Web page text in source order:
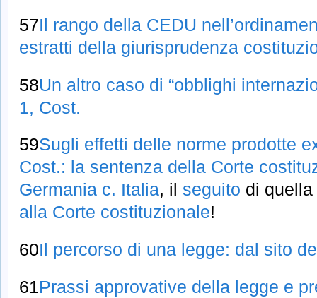
57Il rango della CEDU
estratti della giurisprudenza
58Un altro caso di “obblighi
1, Cost.
59Sugli effetti delle norme prodotte
Cost.: la sentenza della Corte
Germania c. Italia, il seguito di
alla Corte costituzionale!
60Il percorso di una legge: dal sito
61Prassi approvative della legge e